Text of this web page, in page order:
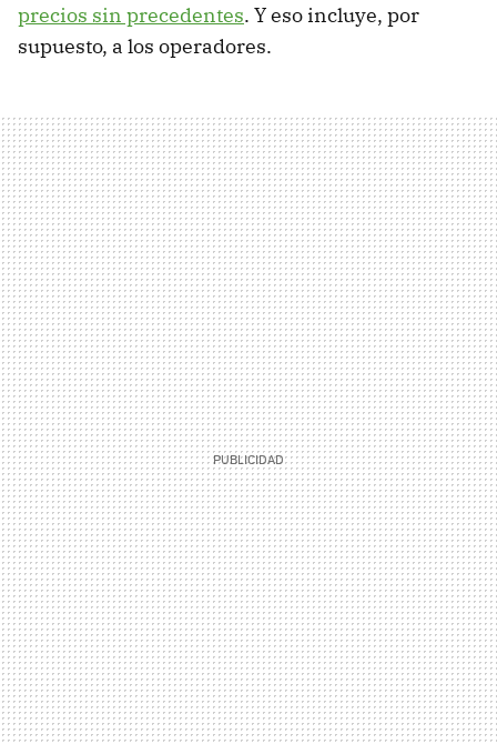
precios sin precedentes. Y eso incluye, por
supuesto, a los operadores.